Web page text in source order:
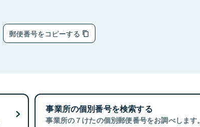
郵便番号をコピーする
事業所の個別番号を検索する
事業所の７けたの個別郵便番号をお調べします。